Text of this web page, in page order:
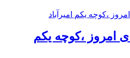
امروز ،کوچه یکم